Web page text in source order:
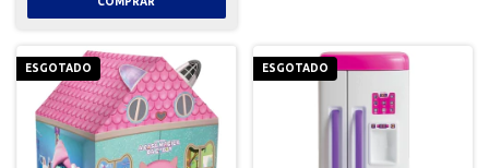
ESGOTADO ESGOTADO